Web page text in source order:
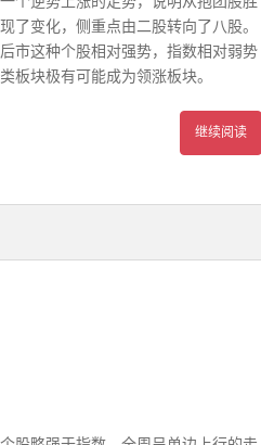
了变化，侧重点由二股转向了八股。
市这种个股相对强势，指数相对弱势
板块极有可能成为领涨板块。
继续阅读